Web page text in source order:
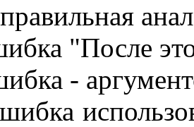
"После
-